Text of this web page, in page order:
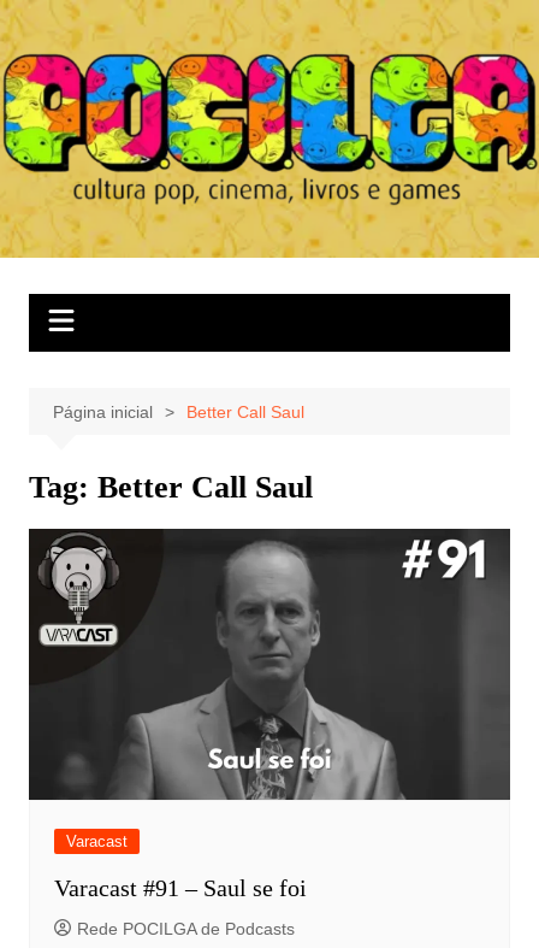
Ir
para
o
conteúdo
Página inicial Better Call Saul
Tag: Better Call Saul
Varacast
Varacast #91 – Saul se foi
Rede POCILGA de Podcasts